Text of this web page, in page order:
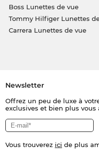
Boss Lunettes de vue
Tommy Hilfiger Lunettes
Carrera Lunettes de vue
Newsletter
Offrez un peu de luxe à
exclusives et bien plus vous
Vous trouverez ici de plus